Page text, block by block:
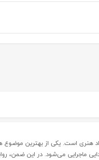
هنری است. یکی از بهترین
ماجرایی می‌شود. در این ضمن،